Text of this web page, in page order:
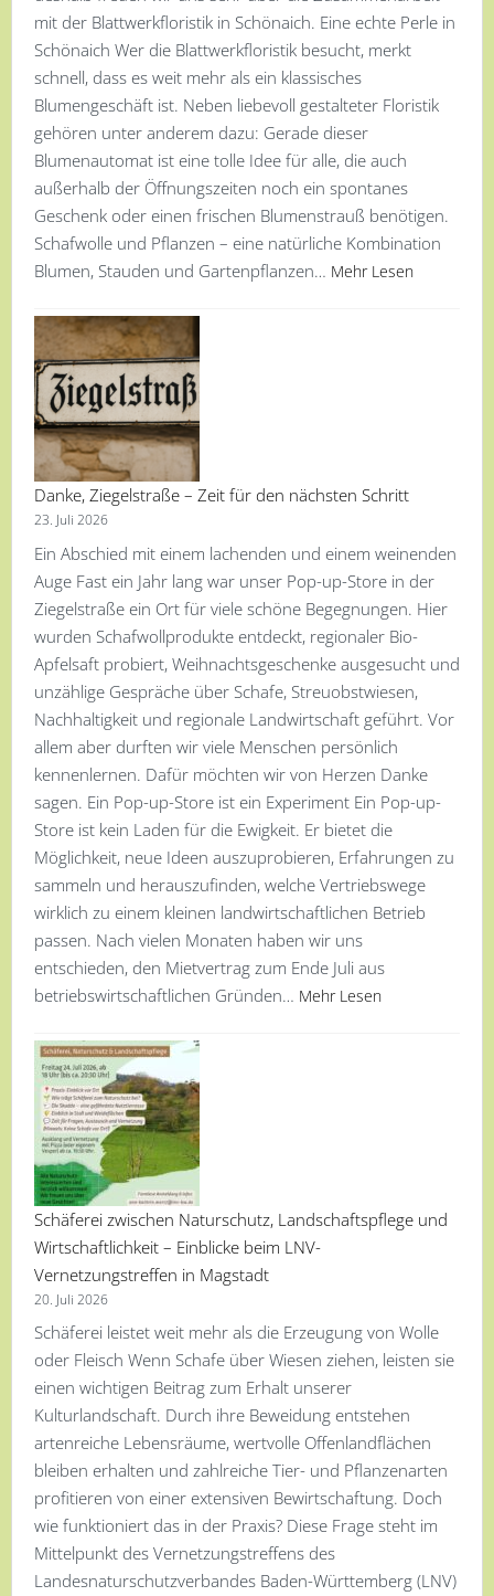
mit der Blattwerkfloristik in Schönaich. Eine echte Perle in
Schönaich Wer die Blattwerkfloristik besucht, merkt
schnell, dass es weit mehr als ein klassisches
Blumengeschäft ist. Neben liebevoll gestalteter Floristik
gehören unter anderem dazu: Gerade dieser
Blumenautomat ist eine tolle Idee für alle, die auch
außerhalb der Öffnungszeiten noch ein spontanes
Geschenk oder einen frischen Blumenstrauß benötigen.
Schafwolle und Pflanzen – eine natürliche Kombination
Blumen, Stauden und Gartenpflanzen… Mehr Lesen
Danke, Ziegelstraße – Zeit für den nächsten Schritt
23. Juli 2026
Ein Abschied mit einem lachenden und einem weinenden
Auge Fast ein Jahr lang war unser Pop-up-Store in der
Ziegelstraße ein Ort für viele schöne Begegnungen. Hier
wurden Schafwollprodukte entdeckt, regionaler Bio-
Apfelsaft probiert, Weihnachtsgeschenke ausgesucht und
unzählige Gespräche über Schafe, Streuobstwiesen,
Nachhaltigkeit und regionale Landwirtschaft geführt. Vor
allem aber durften wir viele Menschen persönlich
kennenlernen. Dafür möchten wir von Herzen Danke
sagen. Ein Pop-up-Store ist ein Experiment Ein Pop-up-
Store ist kein Laden für die Ewigkeit. Er bietet die
Möglichkeit, neue Ideen auszuprobieren, Erfahrungen zu
sammeln und herauszufinden, welche Vertriebswege
wirklich zu einem kleinen landwirtschaftlichen Betrieb
passen. Nach vielen Monaten haben wir uns
entschieden, den Mietvertrag zum Ende Juli aus
betriebswirtschaftlichen Gründen… Mehr Lesen
Schäferei zwischen Naturschutz, Landschaftspflege und
Wirtschaftlichkeit – Einblicke beim LNV-
Vernetzungstreffen in Magstadt
20. Juli 2026
Schäferei leistet weit mehr als die Erzeugung von Wolle
oder Fleisch Wenn Schafe über Wiesen ziehen, leisten sie
einen wichtigen Beitrag zum Erhalt unserer
Kulturlandschaft. Durch ihre Beweidung entstehen
artenreiche Lebensräume, wertvolle Offenlandflächen
bleiben erhalten und zahlreiche Tier- und Pflanzenarten
profitieren von einer extensiven Bewirtschaftung. Doch
wie funktioniert das in der Praxis? Diese Frage steht im
Mittelpunkt des Vernetzungstreffens des
Landesnaturschutzverbandes Baden-Württemberg (LNV)